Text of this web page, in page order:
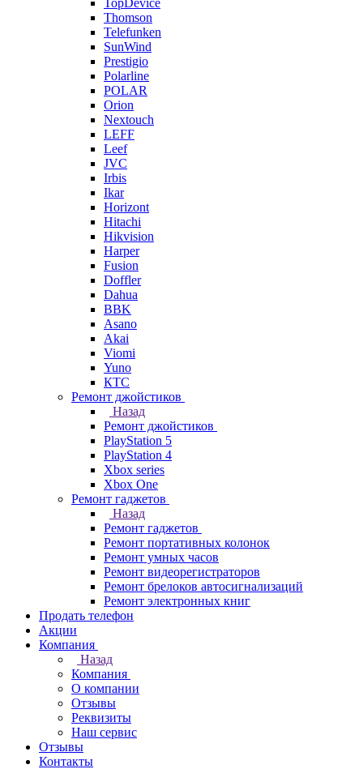
TopDevice
Thomson
Telefunken
SunWind
Prestigio
Polarline
POLAR
Orion
Nextouch
LEFF
Leef
JVC
Irbis
Ikar
Horizont
Hitachi
Hikvision
Harper
Fusion
Doffler
Dahua
BBK
Asano
Akai
Viomi
Yuno
КТС
Ремонт джойстиков
Назад
Ремонт джойстиков
PlayStation 5
PlayStation 4
Xbox series
Xbox One
Ремонт гаджетов
Назад
Ремонт гаджетов
Ремонт портативных колонок
Ремонт умных часов
Ремонт видеорегистраторов
Ремонт брелоков автосигнализаций
Ремонт электронных книг
Продать телефон
Акции
Компания
Назад
Компания
О компании
Отзывы
Реквизиты
Наш сервис
Отзывы
Контакты